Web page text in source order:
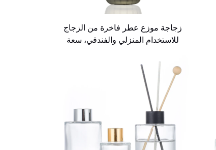
زجاجة موزع عطر فاخرة من الزجاج
للاستخدام المنزلي والفندقي، سعة